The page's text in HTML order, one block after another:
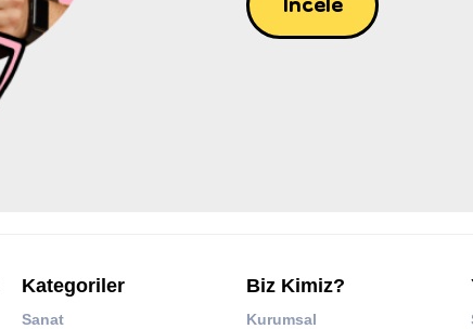
Kategoriler
Sanat
Biz Kimiz?
Kurumsal